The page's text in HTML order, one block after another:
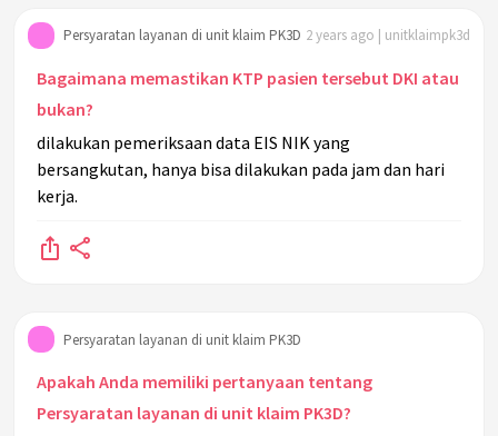
Persyaratan layanan di unit klaim PK3D 2 years ago | unitklaimpk3d
Bagaimana memastikan KTP pasien tersebut DKI atau
bukan?
dilakukan pemeriksaan data EIS NIK yang
bersangkutan, hanya bisa dilakukan pada jam dan hari
kerja.
Persyaratan layanan di unit klaim PK3D
Apakah Anda memiliki pertanyaan tentang
Persyaratan layanan di unit klaim PK3D?